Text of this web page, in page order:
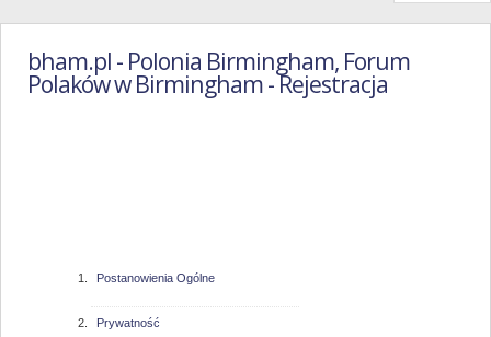
bham.pl - Polonia Birmingham, Forum
Polaków w Birmingham - Rejestracja
Postanowienia Ogólne
Prywatność